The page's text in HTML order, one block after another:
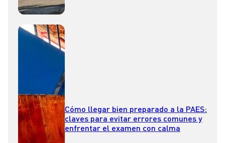
Cómo llegar bien preparado a la PAES:
claves para evitar errores comunes y
enfrentar el examen con calma